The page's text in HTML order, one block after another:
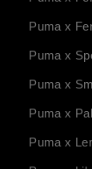
Puma x
Puma x
Puma x
Puma x
Puma x